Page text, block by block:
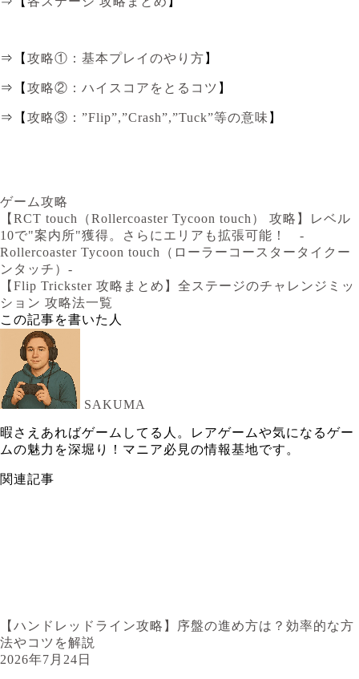
⇒【 攻略①：基本プレイのやり方 】
⇒【 攻略②：ハイスコアをとるコツ 】
⇒【 攻略③：”Flip”,”Crash”,”Tuck”等の意味 】
ゲーム攻略
【RCT touch（Rollercoaster Tycoon touch） 攻略】レベル
10で"案内所"獲得。さらにエリアも拡張可能！ -
Rollercoaster Tycoon touch（ローラーコースタータイクー
ンタッチ）-
【Flip Trickster 攻略まとめ】全ステージのチャレンジミッ
ション 攻略法一覧
この記事を書いた人
SAKUMA
暇さえあればゲームしてる人。レアゲームや気になるゲー
ムの魅力を深堀り！マニア必見の情報基地です。
関連記事
【ハンドレッドライン攻略】序盤の進め方は？効率的な方
法やコツを解説
2026年7月24日